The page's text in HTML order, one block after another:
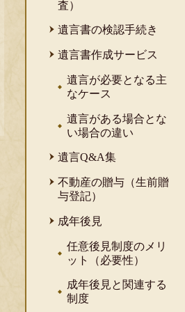
査）
遺言書の検認手続き
遺言書作成サービス
遺言が必要となる主
なケース
遺言がある場合とな
い場合の違い
遺言Q&A集
不動産の贈与（生前贈
与登記）
成年後見
任意後見制度のメリ
ット（必要性）
成年後見と関連する
制度